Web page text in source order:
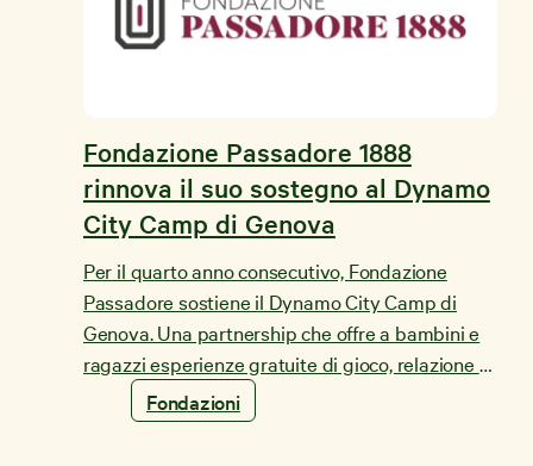
Fondazione Passadore 1888
rinnova il suo sostegno al Dynamo
City Camp di Genova
Per il quarto anno consecutivo, Fondazione
Passadore sostiene il Dynamo City Camp di
Genova. Una partnership che offre a bambini e
ragazzi esperienze gratuite di gioco, relazione e
scoperta.Fondazioni